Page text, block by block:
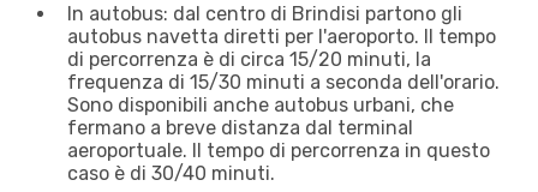
In autobus: dal centro di Brindisi partono gli
autobus navetta diretti per l'aeroporto. Il tempo
di percorrenza è di circa 15/20 minuti, la
frequenza di 15/30 minuti a seconda dell'orario.
Sono disponibili anche autobus urbani, che
fermano a breve distanza dal terminal
aeroportuale. Il tempo di percorrenza in questo
caso è di 30/40 minuti.